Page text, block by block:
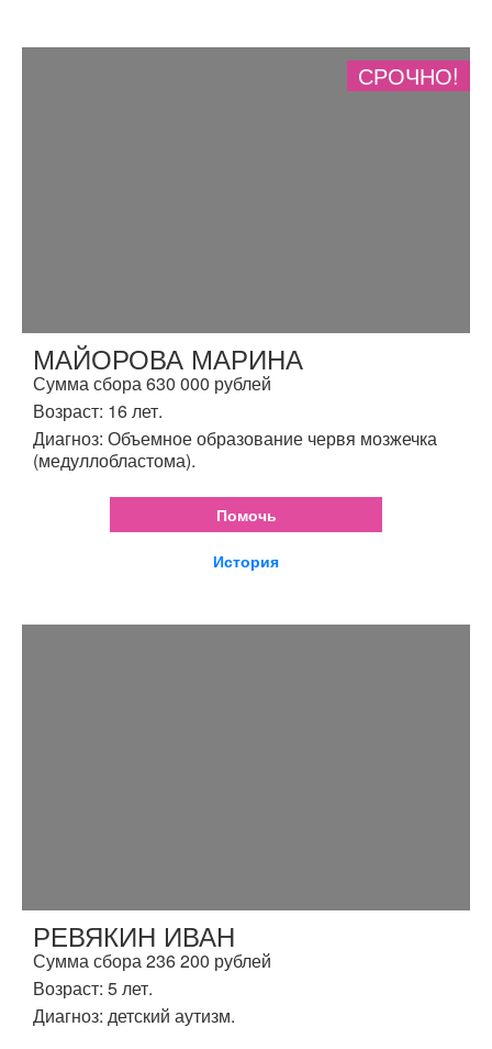
СРОЧНО!
МАЙОРОВА МАРИНА
Сумма сбора 630 000 рублей
Возраст: 16 лет.
Диагноз: Объемное образование червя мозжечка
(медуллобластома).
Помочь
История
РЕВЯКИН ИВАН
Сумма сбора 236 200 рублей
Возраст: 5 лет.
Диагноз: детский аутизм.